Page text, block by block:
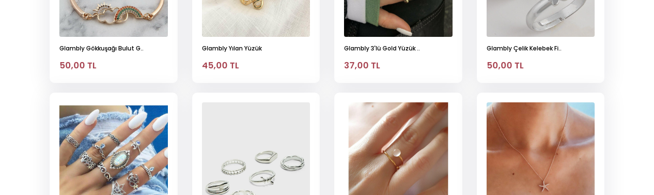
Glambly Gökkuşağı Bulut G..
50,00 TL
Glambly Yılan Yüzük
45,00 TL
Glambly 3'lü Gold Yüzük ..
37,00 TL
Glambly Çelik Kelebek Fi..
50,00 TL